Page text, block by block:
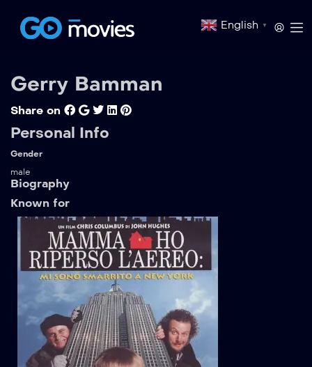
English ▼
Gerry Bamman
Share on
Personal Info
Gender
male
Biography
Known for